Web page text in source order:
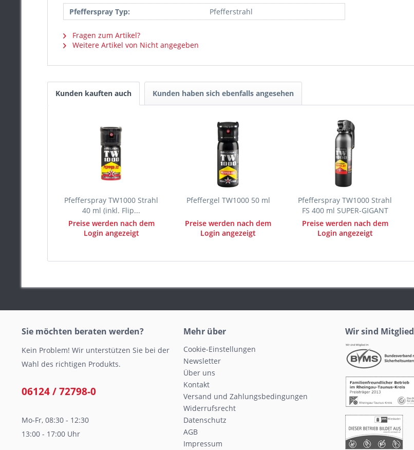
Pfefferspray Typ: Pfefferstrahl
Fragen zum Artikel?
Weitere Artikel von Nicht angegeben
Kunden kauften auch Kunden haben sich ebenfalls angesehen
Pfefferspray TW1000 Strahl
40 ml (inkl. Flip...
Preise werden nach dem
Login angezeigt
Pfeffergel TW1000 50 ml
Preise werden nach dem
Login angezeigt
Pfefferspray TW1000 Strahl
FS 400 ml SUPER-GIGANT
Preise werden nach dem
Login angezeigt
Sie möchten beraten werden?
Kein Problem! Wir unterstützen Sie bei der
Wahl des richtigen Produkts.
06124 / 72798-0
Mo-Fr, 08:30 - 12:30
13:00 - 17:00 Uhr
Mehr über
Cookie-Einstellungen
Newsletter
Über uns
Kontakt
Versand und Zahlungsbedingungen
Widerrufsrecht
Datenschutz
AGB
Impressum
Wir sind Mitglied